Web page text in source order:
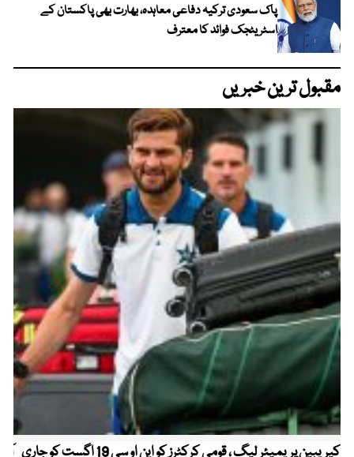
پاک سعودی ترکیہ دفاعی معاہدہ، بھارت بھی پاکستان کے
اسٹریٹجک فوائد کا معترف
مقبول ترین خبریں
کیریبین پریمیئر لیگ ، قومی کرکٹرز کو این او سی 19 اگست کو جاری